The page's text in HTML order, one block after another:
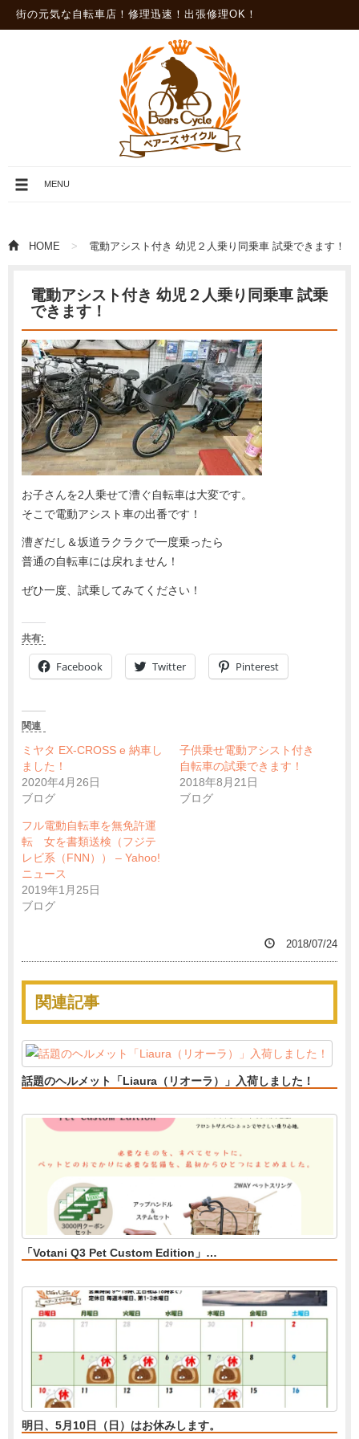
街の元気な自転車店！修理迅速！出張修理OK！
メ
を
MENU
HOME 電動アシスト付き 幼児２人乗り同乗車 試乗できます！
電動アシスト付き 幼児２人乗り同乗車 試乗
できます！
お子さんを2人乗せて漕ぐ自転車は大変です。
そこで電動アシスト車の出番です！
漕ぎだし＆坂道ラクラクで一度乗ったら
普通の自転車には戻れません！
ぜひ一度、試乗してみてください！
共有:
Facebook Twitter Pinterest
関連
ミヤタ EX-CROSS e 納車し
ました！
2020年4月26日
ブログ
子供乗せ電動アシスト付き
自転車の試乗できます！
2018年8月21日
ブログ
フル電動自転車を無免許運
転 女を書類送検（フジテ
レビ系（FNN）） – Yahoo!
ニュース
2019年1月25日
ブログ
2018/07/24
関連記事
話題のヘルメット「Liaura（リオーラ）」入荷しました！
「Votani Q3 Pet Custom Edition」…
明日、5月10日（日）はお休みします。